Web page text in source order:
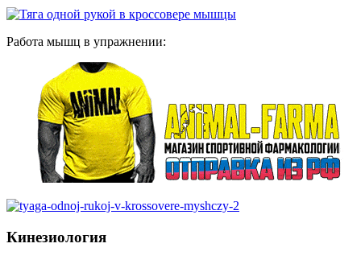
Работа мышц в упражнении:
Кинезиология